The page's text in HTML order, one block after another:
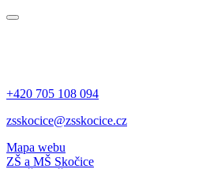
+420 705 108 094
zsskocice@zsskocice.cz
Mapa webu
ZŠ a MŠ Skočice